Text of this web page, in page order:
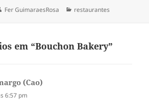
Autor
Fer GuimaraesRosa Categorias
restaurantes
em “Bouchon Bakery”
(Cao)
6:57 pm